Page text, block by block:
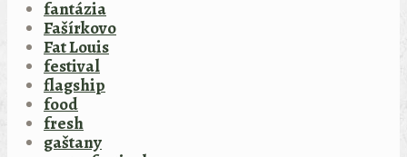
fantázia
Fašírkovo
Fat Louis
festival
flagship
food
fresh
gaštany